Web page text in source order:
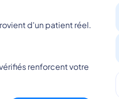
d'un patient réel.
renforcent votre